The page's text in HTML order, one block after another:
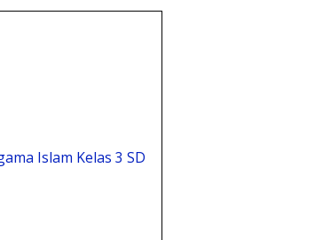
Islam Kelas 3 SD